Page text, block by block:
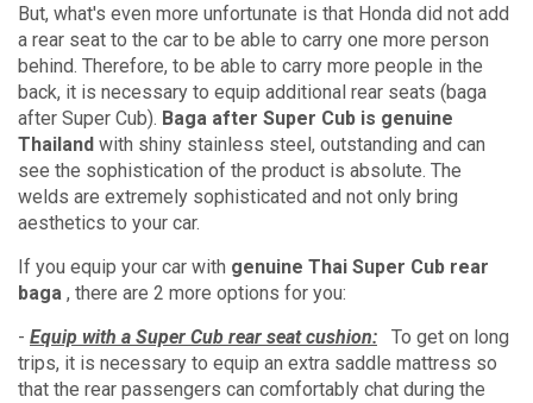
But, what's even more unfortunate is that Honda did not add
a rear seat to the car to be able to carry one more person
behind. Therefore, to be able to carry more people in the
back, it is necessary to equip additional rear seats (baga
after Super Cub). Baga after Super Cub is genuine
Thailand with shiny stainless steel, outstanding and can
see the sophistication of the product is absolute. The
welds are extremely sophisticated and not only bring
aesthetics to your car.
If you equip your car with genuine Thai Super Cub rear
baga , there are 2 more options for you:
- Equip with a Super Cub rear seat cushion: To get on long
trips, it is necessary to equip an extra saddle mattress so
that the rear passengers can comfortably chat during the